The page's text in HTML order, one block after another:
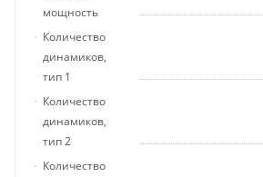
мощность
Количество
динамиков,
тип 1
Количество
динамиков,
тип 2
Количество